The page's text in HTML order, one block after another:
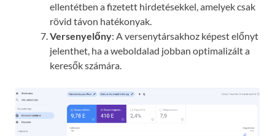
ellentétben a fizetett hirdetésekkel, amelyek csak
rövid távon hatékonyak.
Versenyelőny: A versenytársakhoz képest előnyt
jelenthet, ha a weboldalad jobban optimalizált a
keresők számára.